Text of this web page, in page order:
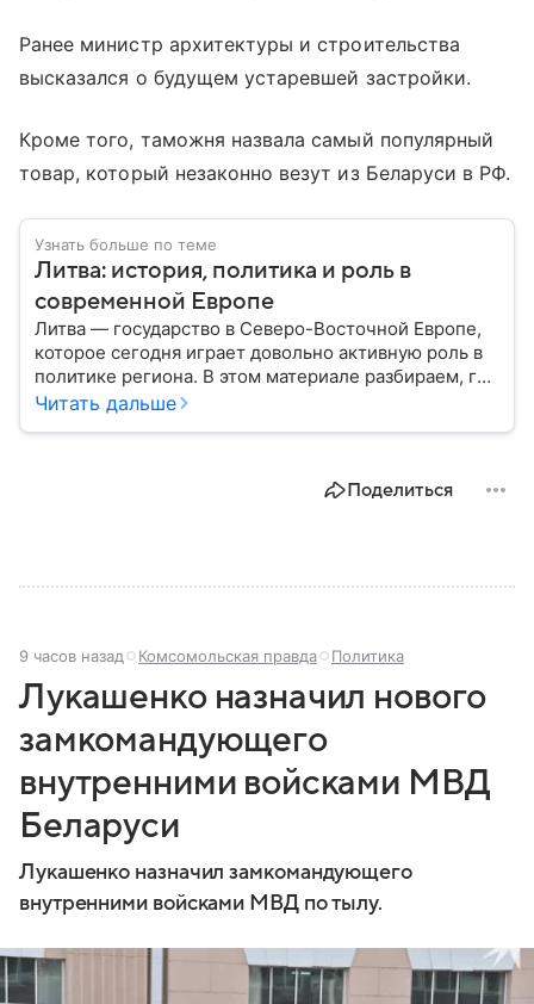
Ранее министр архитектуры и строительства
высказался о будущем устаревшей застройки.
Кроме того, таможня назвала самый популярный
товар, который незаконно везут из Беларуси в РФ.
Узнать больше по теме
Литва: история, политика и роль в
современной Европе
Литва — государство в Северо-Восточной Европе,
которое сегодня играет довольно активную роль в
политике региона. В этом материале разбираем, где
находится Литва, как она формировалась
Читать дальше
Поделиться
9 часов назад Комсомольская правда Политика
Лукашенко назначил нового
замкомандующего
внутренними войсками МВД
Беларуси
Лукашенко назначил замкомандующего
внутренними войсками МВД по тылу.